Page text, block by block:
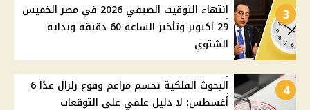
3
انتهاء التوقيت الصيفي 2026 في مصر الخميس
29 أكتوبر وتأخير الساعة 60 دقيقة وبداية
الشتوي
4
البحوث الفلكية تحسم مزاعم وقوع زلزال غدًا 6
أغسطس: لا دليل علمي على التوقعات